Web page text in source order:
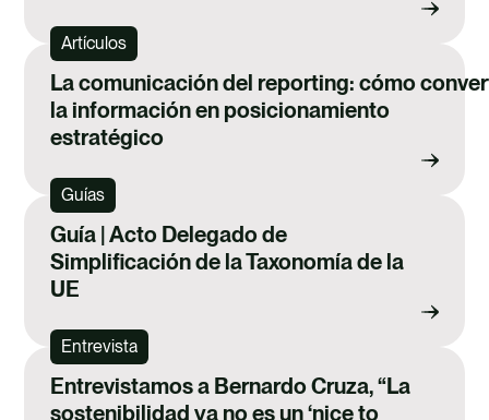
Artículos
La comunicación del reporting: cómo
la información en posicionamiento
estratégico
Guías
Guía | Acto Delegado de
Simplificación de la Taxonomía de la
UE
Entrevista
Entrevistamos a Bernardo Cruza, “La
sostenibilidad ya no es un ‘nice to